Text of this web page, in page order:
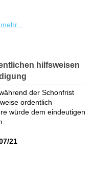
mehr...
hilfsweisen
der Schonfrist
ordentlich
würde dem eindeutigen
21